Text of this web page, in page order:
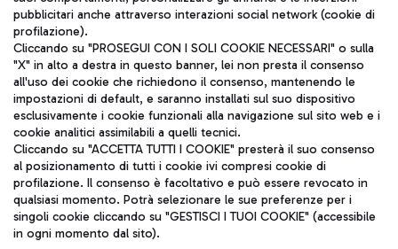
Aeroporti di Roma S.p.A. - Società soggetta a direzione e
coordinamento di Mundys S.p.A.
Codice fiscale e Registro delle Imprese di Roma 13032990155 P.
IVA 06572251004
Capitale sociale 62.224.743,00 int. vers.
Sede legale: Via Pier Paolo Racchetti 1 - 00054 Fiumicino (RM)
telefono +39 06 65951
pubblicitari anche attraverso interazioni social network (cookie di
profilazione).
Cliccando su "PROSEGUI CON I SOLI COOKIE NECESSARI" o sulla
"X" in alto a destra in questo banner, lei non presta il consenso
all'uso dei cookie che richiedono il consenso, mantenendo le
impostazioni di default, e saranno installati sul suo dispositivo
esclusivamente i cookie funzionali alla navigazione sul sito web e i
cookie analitici assimilabili a quelli tecnici.
Cliccando su "ACCETTA TUTTI I COOKIE" presterà il suo consenso
al posizionamento di tutti i cookie ivi compresi cookie di
profilazione. Il consenso è facoltativo e può essere revocato in
qualsiasi momento. Potrà selezionare le sue preferenze per i
singoli cookie cliccando su "GESTISCI I TUOI COOKIE" (accessibile
in ogni momento dal sito).